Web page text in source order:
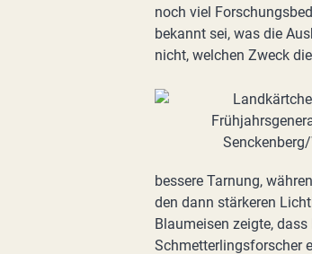
noch viel
bekannt sei, was die
nicht, welchen Zweck
bessere Tarnung,
den dann stärkeren
Blaumeisen zeigte,
Schmetterlingsforscher